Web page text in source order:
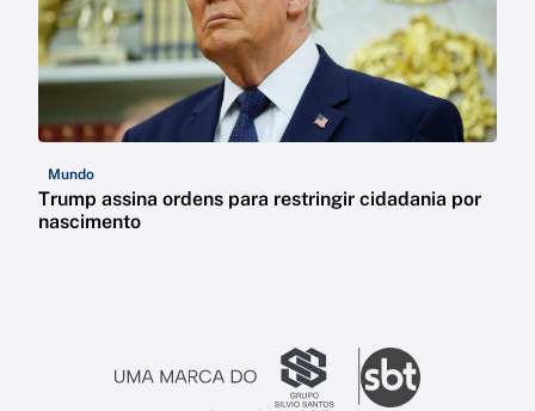
Mundo
Trump assina ordens para restringir cidadania por
nascimento